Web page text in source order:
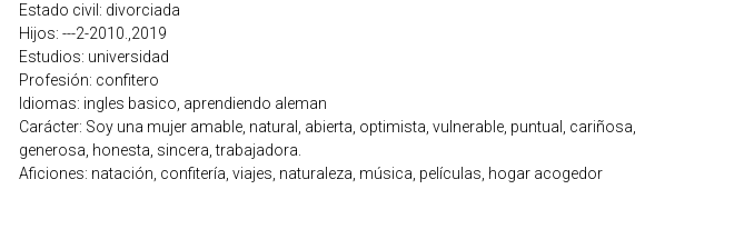
Estado civil: divorciada
Hijos: ---2-2010.,2019
Estudios: universidad
Profesión: confitero
Idiomas: ingles basico, aprendiendo aleman
Carácter: Soy una mujer amable, natural, abierta, optimista, vulnerable, puntual, cariñosa,
generosa, honesta, sincera, trabajadora.
Aficiones: natación, confitería, viajes, naturaleza, música, películas, hogar acogedor